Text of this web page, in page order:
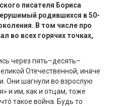
писателя Бориса
родившихся в 50-
В том числе про
во всех горячих точках,
через пять–десять–
Отечественной, иначе
Они шагнули во взрослую
и им, как и отцам, тоже
такое война. Будь то